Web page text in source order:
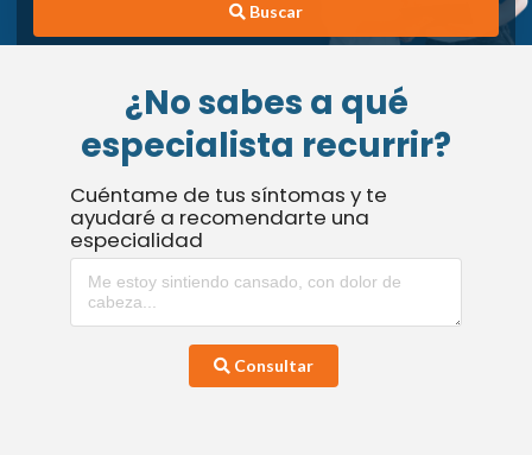
Buscar
¿No sabes a qué
especialista recurrir?
Cuéntame de tus síntomas y te
ayudaré a recomendarte una
especialidad
Consultar